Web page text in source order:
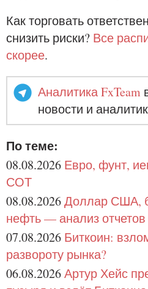
Как торговать
снизить риски? Все
скорее.
Аналитика FxTeam
новости и
По теме:
08.08.2026 Евро, фунт,
СОТ
08.08.2026Доллар США,
нефть — анализ
07.08.2026 Биткоин:
развороту рынка?
06.08.2026Артур Хейс